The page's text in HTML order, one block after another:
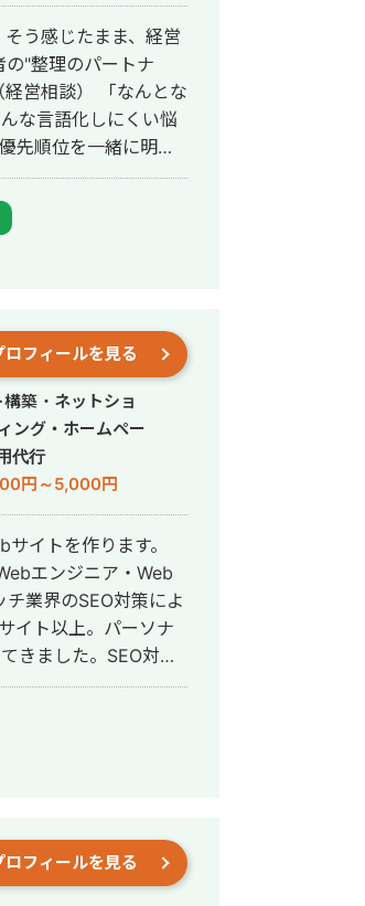
。 →企画、台本作
SaaS ・広告代理店
う感じたまま、経営
な言語化しにくい悩
先順位を一緒に明確
像・名刺・パンフレ
ど、中小企業の販
作
ています。 移動
できる体制を整えて
、北海道から沖縄
とであり、中小企業
コスト・人手・時間
インと経営の相談を
ない コストを抑え
を探している 対応
ー制作：広告バナ
ト動画（SNS・採
ジュアル化 AI使用
リア・
という問い合わせだ
も承ります。
ロフィールを見る
築・ネットショ
ング・ホームペー
代行
円～5,000円
イトを作ります。
エンジニア・Web
業界のSEO対策によ
きました。SEO対策
でサービスキーワー
現した実績がありま
応しき
大分でプロ選手とし
ィ大分在籍時は完全
ロフィールを見る